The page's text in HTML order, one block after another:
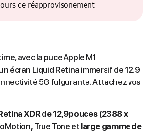
de réapprovisonement
avec la puce Apple M1
écran Liquid Retina immersif de 12.9
5G fulgurante. Attachez vos
XDR de 12,9pouces (2388 x
, True Tone et large gamme de